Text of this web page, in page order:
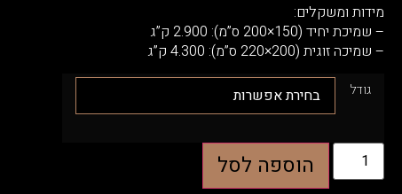
מידות ומשקלים:
– שמיכת יחיד (150×200 ס”מ): 2.900 ק”ג
– שמיכה זוגית (200×220 ס”מ): 4.300 ק”ג
גודל
הוספה לסל